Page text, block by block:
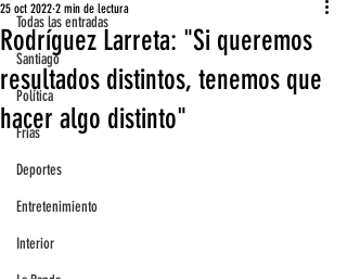
Todas las entradas
Santiago
Política
Frías
Deportes
Entretenimiento
Interior
Rodríguez Larreta: "Si queremos
resultados distintos, tenemos que
hacer algo distinto"
25 oct 2022 2 min de lectura